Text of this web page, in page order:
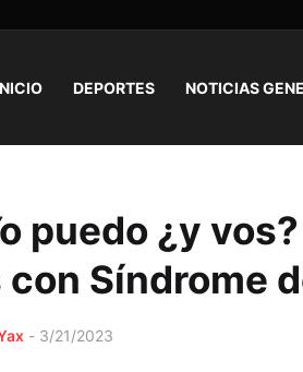
DEPORTES NOTICIAS
puedo ¿y
Síndrome
- 3/21/2023